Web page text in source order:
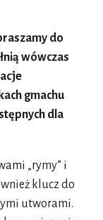
do
wówczas
gmachu
dla
„rymy” i
klucz do
utworami.